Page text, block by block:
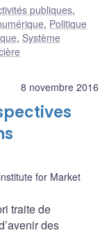
publiques,
, Politique
, Système
8 novembre 2016
for Market
traite de
des